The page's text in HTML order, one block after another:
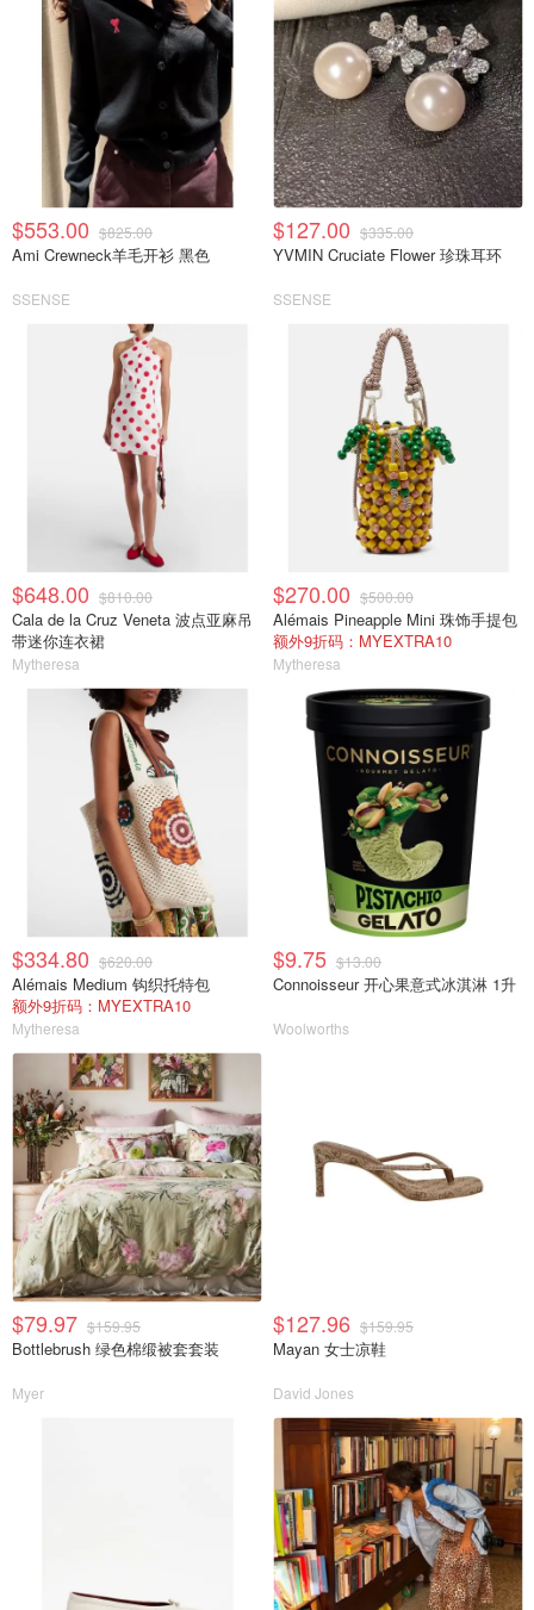
$553.00 $825.00
Ami Crewneck羊毛开衫 黑色
SSENSE
$127.00 $335.00
YVMIN Cruciate Flower 珍珠耳环
SSENSE
$648.00 $810.00
Cala de la Cruz Veneta 波点亚麻吊
带迷你连衣裙
Mytheresa
$270.00 $500.00
Alémais Pineapple Mini 珠饰手提包
额外9折码：MYEXTRA10
Mytheresa
$334.80 $620.00
Alémais Medium 钩织托特包
额外9折码：MYEXTRA10
Mytheresa
$9.75 $13.00
Connoisseur 开心果意式冰淇淋 1升
Woolworths
$79.97 $159.95
Bottlebrush 绿色棉缎被套套装
Myer
$127.96 $159.95
Mayan 女士凉鞋
David Jones